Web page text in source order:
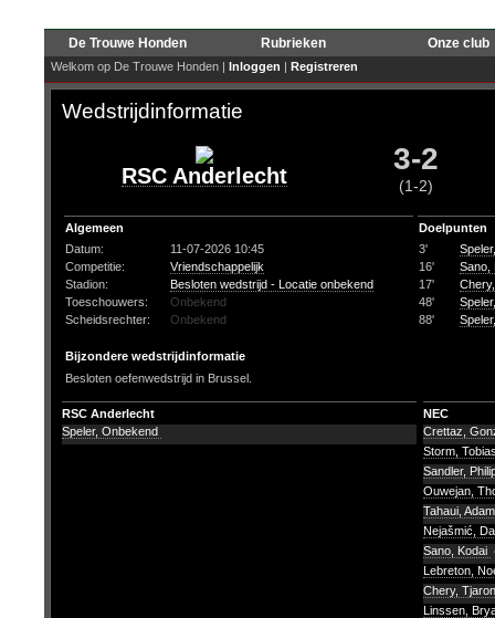
De Trouwe Honden Rubrieken Onze club
Welkom op De Trouwe Honden | Inloggen | Registreren
Wedstrijdinformatie
RSC Anderlecht 3-2
(1-2)
Algemeen
Datum:
11-07-2026 10:45
Competitie:
Vriendschappelijk
Stadion:
Besloten wedstrijd - Locatie onbekend
Toeschouwers:
Onbekend
Scheidsrechter:
Onbekend
Doelpunten
3'
16'
Sano,
17'
48'
88'
Bijzondere wedstrijdinformatie
Besloten oefenwedstrijd in Brussel.
RSC Anderlecht
NEC
Speler, Onbekend
Crettaz,
Storm,
Sandler,
Ouwejan,
Tahaui,
Nejašmić,
Sano, Kodai
Lebreton,
Chery,
Linssen,